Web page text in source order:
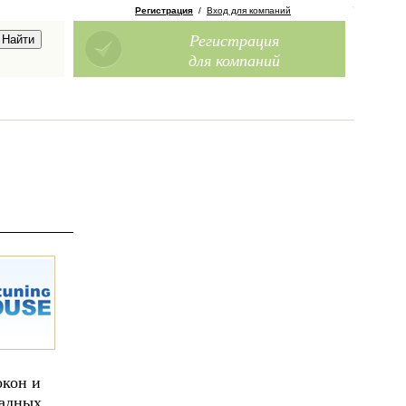
Регистрация / Вход для компаний
Регистрация
для компаний
и